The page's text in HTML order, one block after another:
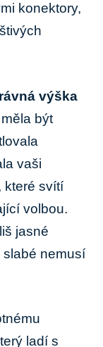
konektory,
výška
být
vaši
které svítí
volbou.
jasné
slabé nemusí
ladí s